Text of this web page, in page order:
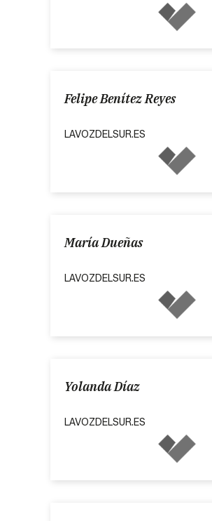
Felipe Benítez Reyes
LAVOZDELSUR.ES
María Dueñas
LAVOZDELSUR.ES
Yolanda Díaz
LAVOZDELSUR.ES